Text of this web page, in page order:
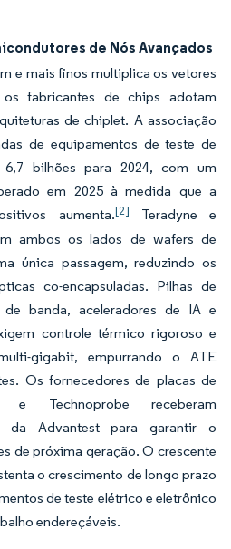
de Nós Avançados
e mais finos multiplica os vetores
fabricantes de chips adotam
de chiplet. A associação
de equipamentos de teste de
6,7 bilhões para 2024, com um
em 2025 à medida que a
aumenta.[2] Teradyne e
ambos os lados de wafers de
única passagem, reduzindo os
co-encapsuladas. Pilhas de
banda, aceleradores de IA e
controle térmico rigoroso e
gigabit, empurrando o ATE
Os fornecedores de placas de
e Technoprobe receberam
da Advantest para garantir o
de próxima geração. O crescente
o crescimento de longo prazo
de teste elétrico e eletrônico
endereçáveis.